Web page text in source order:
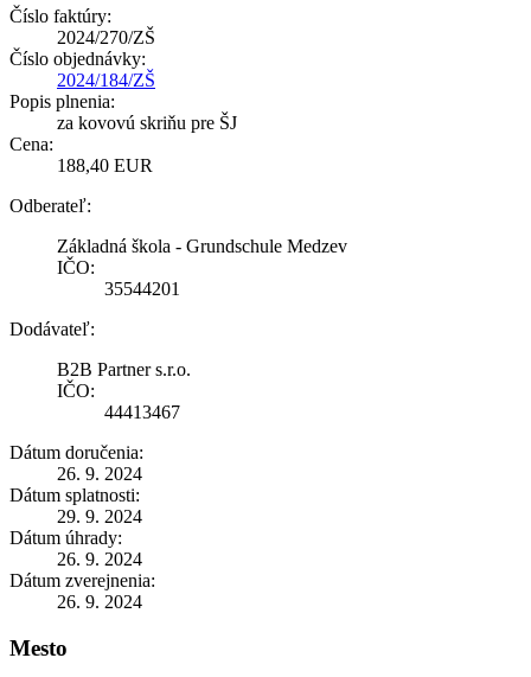
Číslo faktúry:
2024/270/ZŠ
Číslo objednávky:
2024/184/ZŠ
Popis plnenia:
za kovovú skriňu pre ŠJ
Cena:
188,40 EUR
Odberateľ:
Základná škola - Grundschule Medzev
IČO:
35544201
Dodávateľ:
B2B Partner s.r.o.
IČO:
44413467
Dátum doručenia:
26. 9. 2024
Dátum splatnosti:
29. 9. 2024
Dátum úhrady:
26. 9. 2024
Dátum zverejnenia:
26. 9. 2024
Mesto